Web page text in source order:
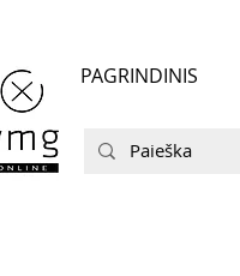
PAGRINDINIS